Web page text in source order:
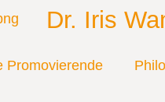
Dr. Iris
Promovierende